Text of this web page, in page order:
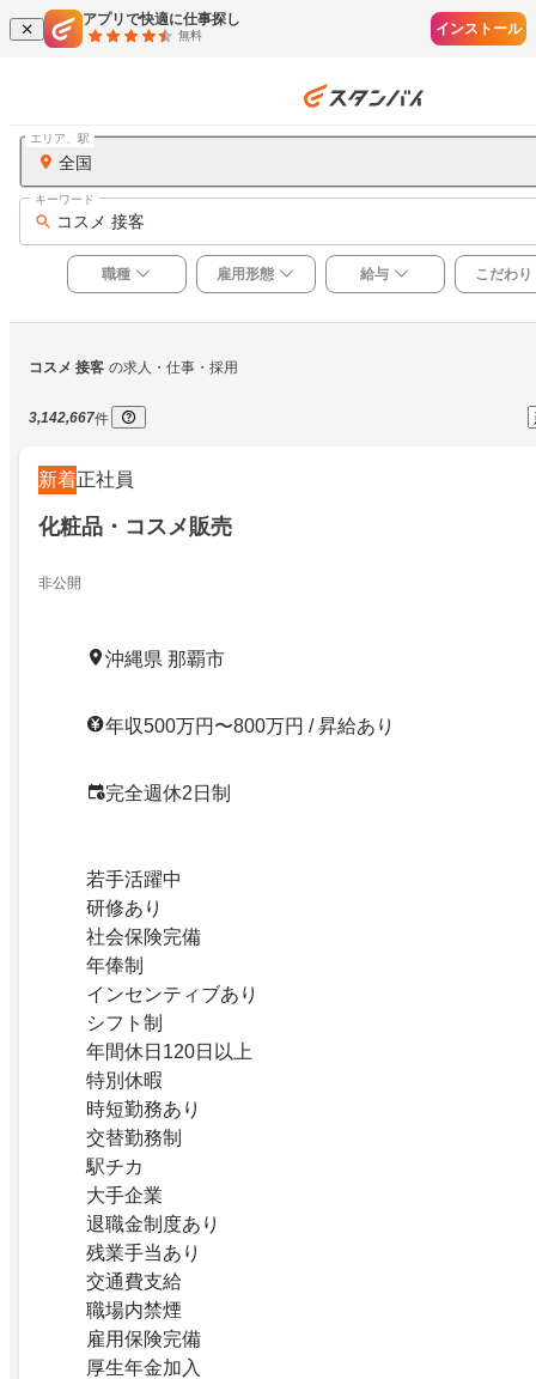
アプリで快適に仕事探し
無料 インストール
全国
エリア、駅
コスメ 接客
キーワード
職種 雇用形態 給与 こだわり
コスメ 接客 の求人・仕事・採用
3,142,667件
新着正社員
化粧品・コスメ販売
非公開
沖縄県 那覇市
年収500万円〜800万円 / 昇給あり
完全週休2日制
若手活躍中
研修あり
社会保険完備
年俸制
インセンティブあり
シフト制
年間休日120日以上
特別休暇
時短勤務あり
交替勤務制
駅チカ
大手企業
退職金制度あり
残業手当あり
交通費支給
職場内禁煙
雇用保険完備
厚生年金加入